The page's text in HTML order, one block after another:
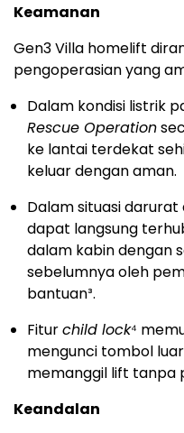
Keamanan
Gen3 Villa homelift
pengoperasian yang
Dalam kondisi listrik
Rescue Operation
ke lantai terdekat
keluar dengan aman.
Dalam situasi
dapat langsung
dalam kabin dengan
sebelumnya oleh
bantuan³.
Fiturchild lock⁴
mengunci tombol
memanggil lift tanpa
Keandalan